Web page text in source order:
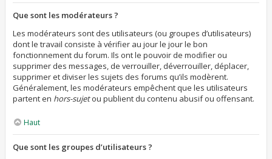
Que sont les modérateurs ?
Les modérateurs sont des utilisateurs (ou groupes d’utilisateurs)
dont le travail consiste à vérifier au jour le jour le bon
fonctionnement du forum. Ils ont le pouvoir de modifier ou
supprimer des messages, de verrouiller, déverrouiller, déplacer,
supprimer et diviser les sujets des forums qu’ils modèrent.
Généralement, les modérateurs empêchent que les utilisateurs
partent en hors-sujetou publient du contenu abusif ou offensant.
Haut
Que sont les groupes d’utilisateurs ?